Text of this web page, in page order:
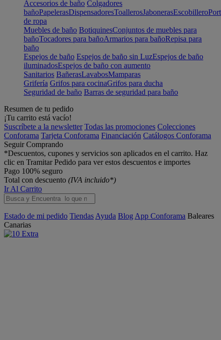
Accesorios de baño Colgadores
bañoPapelerasDispensadoresToallerosJabonerasEscobillero
de ropa
Muebles de baño BotiquinesConjuntos de muebles para
bañoTocadores para bañoArmarios para bañoRepisa para
baño
Espejos de baño Espejos de baño sin LuzEspejos de baño
iluminadosEspejos de baño con aumento
Sanitarios BañerasLavabosMamparas
Grifería Grifos para cocinaGrifos para ducha
Seguridad de baño Barras de seguridad para baño
Resumen de tu pedido
¡Tu carrito está vacío!
Suscríbete a la newsletter Todas las promociones Colecciones
Conforama Tarjeta Conforama Financiación Catálogos Conforama
Seguir Comprando
*Descuentos, cupones y servicios son aplicados en el carrito. Haz
clic en Tramitar Pedido para ver estos descuentos e importes
Pago 100% seguro
Total con descuento (IVA incluido*)
Ir Al Carrito
Estado de mi pedido Tiendas Ayuda Blog App Conforama Baleares
Canarias